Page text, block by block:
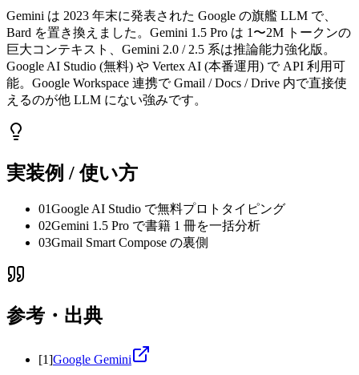
Gemini は 2023 年末に発表された Google の旗艦 LLM で、
Bard を置き換えました。Gemini 1.5 Pro は 1〜2M トークンの
巨大コンテキスト、Gemini 2.0 / 2.5 系は推論能力強化版。
Google AI Studio (無料) や Vertex AI (本番運用) で API 利用可
能。Google Workspace 連携で Gmail / Docs / Drive 内で直接使
えるのが他 LLM にない強みです。
実装例 / 使い方
01Google AI Studio で無料プロトタイピング
02Gemini 1.5 Pro で書籍 1 冊を一括分析
03Gmail Smart Compose の裏側
参考・出典
[1]Google Gemini